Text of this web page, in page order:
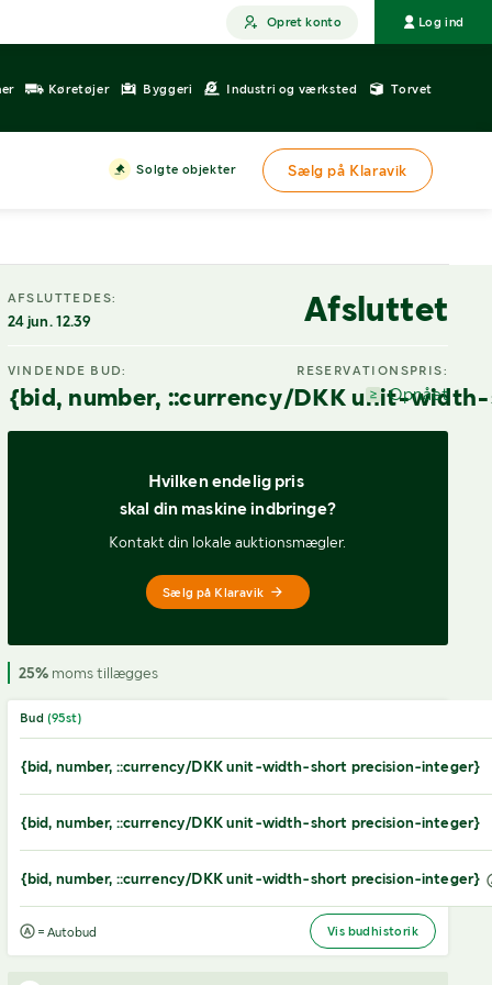
Opret konto Log ind
Køretøjer Byggeri Industri og værksted Torvet
Solgte objekter Sælg på Klaravik
AFSLUTTEDES:
24 jun. 12.39 Afsluttet
VINDENDE BUD:
{bid, number, ::currency/DKK unit-
RESERVATIONSPRIS:
Opnået
Hvilken endelig pris
skal din maskine indbringe?
Kontakt din lokale auktionsmægler.
Sælg på Klaravik
25%moms tillægges
Bud (95st)
{bid, number, ::currency/DKK unit-width-short precision-integer}
{bid, number, ::currency/DKK unit-width-short precision-integer}
{bid, number, ::currency/DKK unit-width-short precision-integer}
= Autobud Vis budhistorik